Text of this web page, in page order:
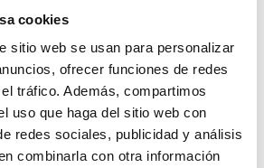
cookies
sitio web se usan para personalizar
ofrecer funciones de redes
tráfico. Además, compartimos
uso que haga del sitio web con
redes sociales, publicidad y análisis
combinarla con otra información